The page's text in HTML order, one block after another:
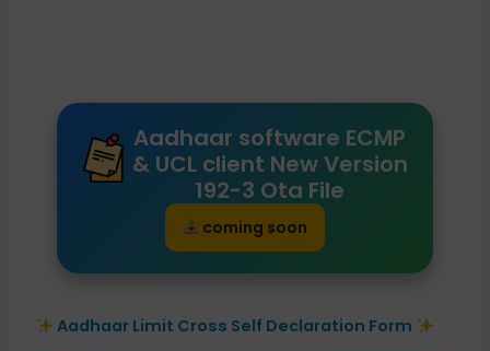
Aadhaar software ECMP
& UCL client New Version
192-3 Ota File
coming soon
Aadhaar Limit Cross Self Declaration Form